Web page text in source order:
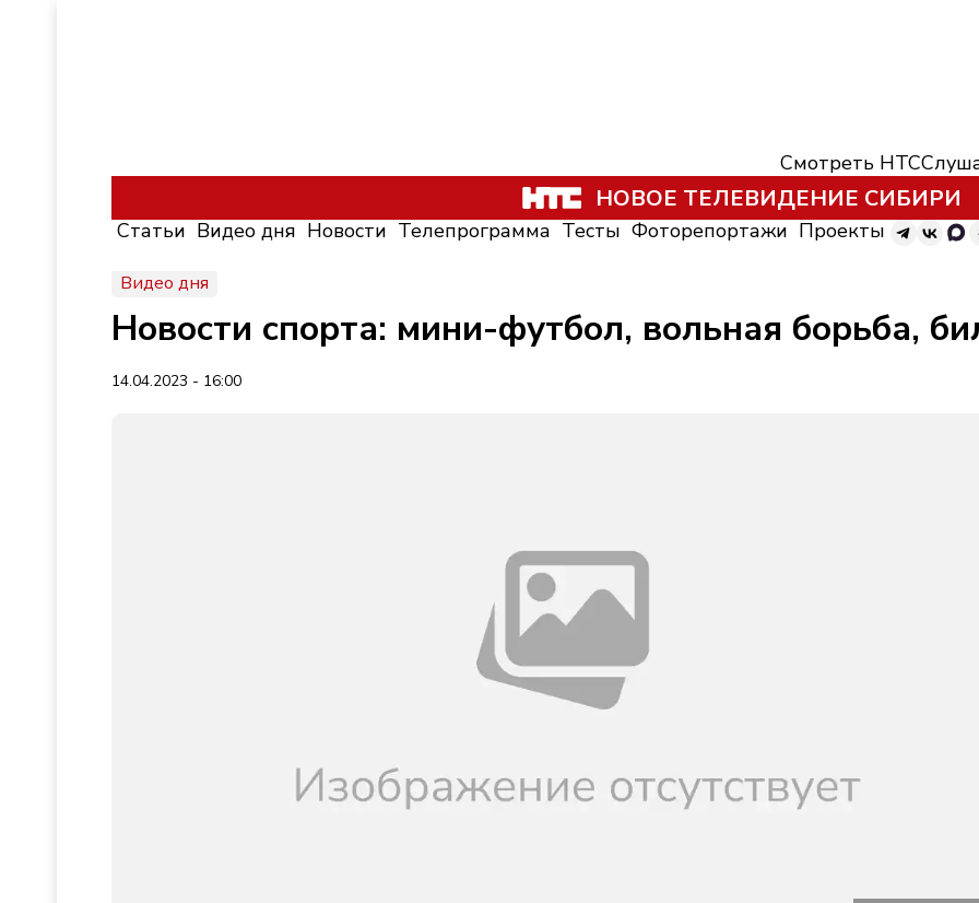
Смотреть НТС
НОВОЕ ТЕЛЕВИДЕНИЕ СИБИРИ
Статьи Видео дня Новости Телепрограмма Тесты Фоторепортажи Проекты
Видео дня
Новости спорта: мини-футбол, вольная борьба,
14.04.2023 - 16:00